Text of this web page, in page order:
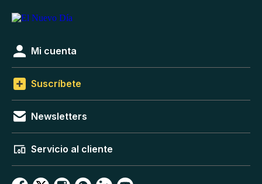
Mi cuenta
Suscríbete
Newsletters
Servicio al cliente